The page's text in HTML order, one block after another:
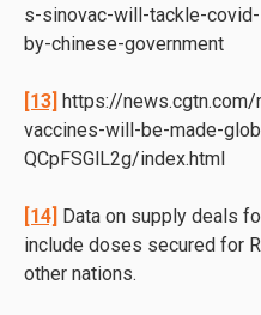
s-sinovac-will-tackle-
by-chinese-government
[13] https://
vaccines-will-be-made-
QCpFSGlL2g/index.html
[14]
Data on supply deals
include doses secured for
other nations.